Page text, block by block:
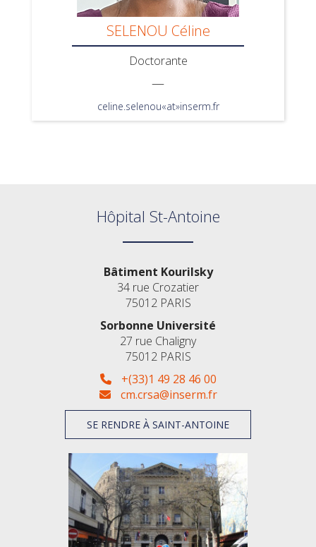
SELENOU Céline
Doctorante
—
celine.selenou«at»inserm.fr
Hôpital St-Antoine
Bâtiment Kourilsky
34 rue Crozatier
75012 PARIS
Sorbonne Université
27 rue Chaligny
75012 PARIS
+(33)1 49 28 46 00
cm.crsa@inserm.fr
SE RENDRE À SAINT-ANTOINE